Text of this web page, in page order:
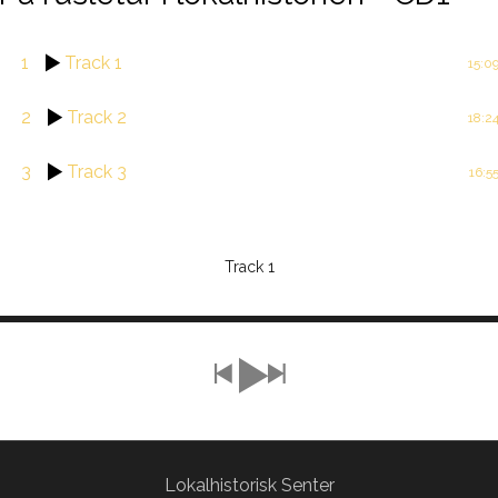
1 Track 1 15:09
2 Track 2 18:24
3 Track 3 16:55
Track 1
Lokalhistorisk Senter